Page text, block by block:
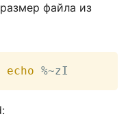
файла из
echo %~zI